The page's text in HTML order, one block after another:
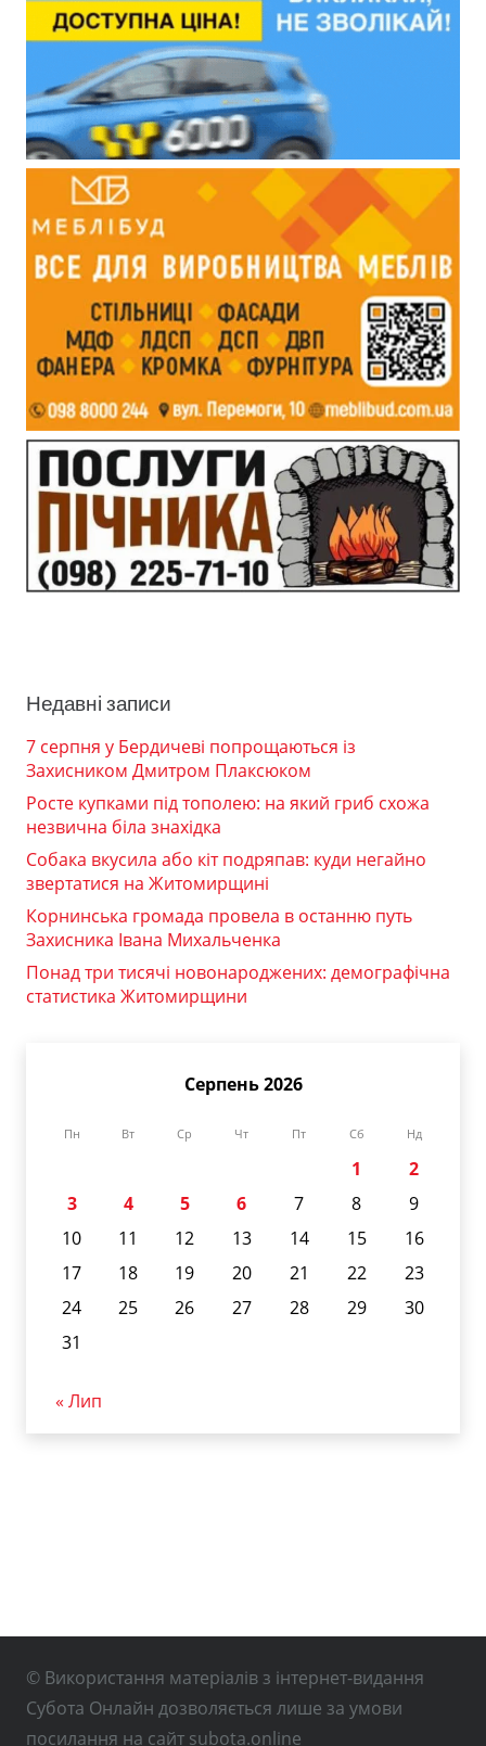
Недавні записи
7 серпня у Бердичеві попрощаються із
Захисником Дмитром Плаксюком
Росте купками під тополею: на який гриб схожа
незвична біла знахідка
Собака вкусила або кіт подряпав: куди негайно
звертатися на Житомирщині
Корнинська громада провела в останню путь
Захисника Івана Михальченка
Понад три тисячі новонароджених: демографічна
статистика Житомирщини
Серпень 2026
Пн Вт Ср Чт Пт Сб Нд
1
2
3
4 5 6 7 8
9
10
11 12 13 14 15
16
17
18 19 20 21 22
23
24
25 26 27 28 29
30
31
« Лип
© Використання матеріалів з інтернет-видання
Субота Онлайн дозволяється лише за умови
посилання на сайт subota.online